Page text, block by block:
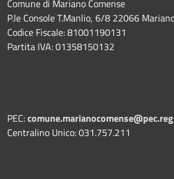
Comune di Mariano Comense
P.le Console T.Manlio, 6/8 22066
Codice Fiscale: 81001190131
Partita IVA: 01358150132
PEC:
Centralino Unico: 031.757.211